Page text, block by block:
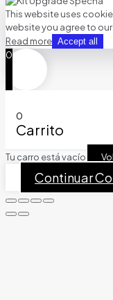
This website uses
website you agree to our
Read more Accept all
0
0
Carrito
Tu carro está vacío
Continuar